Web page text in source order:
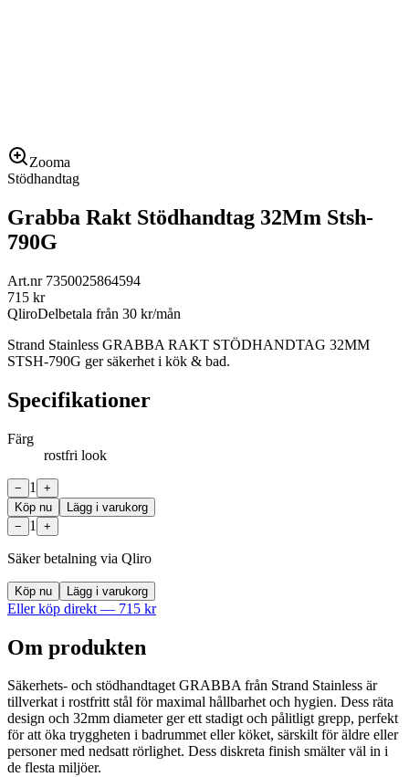
Zooma
Stödhandtag
Grabba Rakt Stödhandtag 32Mm Stsh-
790G
Art.nr 7350025864594
715 kr
QliroDelbetala från 30 kr/mån
Strand Stainless GRABBA RAKT STÖDHANDTAG 32MM
STSH-790G ger säkerhet i kök & bad.
Specifikationer
Färg
rostfri look
− 1
+
Köp nu
Lägg i varukorg
−
1 +
Säker betalning via Qliro
Köp nu Lägg i varukorg
Eller köp direkt — 715 kr
Om produkten
Säkerhets- och stödhandtaget GRABBA från Strand Stainless är
tillverkat i rostfritt stål för maximal hållbarhet och hygien. Dess räta
design och 32mm diameter ger ett stadigt och pålitligt grepp, perfekt
för att öka tryggheten i badrummet eller köket, särskilt för äldre eller
personer med nedsatt rörlighet. Dess diskreta finish smälter väl in i
de flesta miljöer.